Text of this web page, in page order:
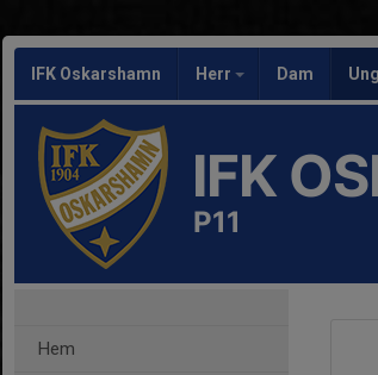
IFK Oskarshamn Herr Dam
IFK
P11
Hem